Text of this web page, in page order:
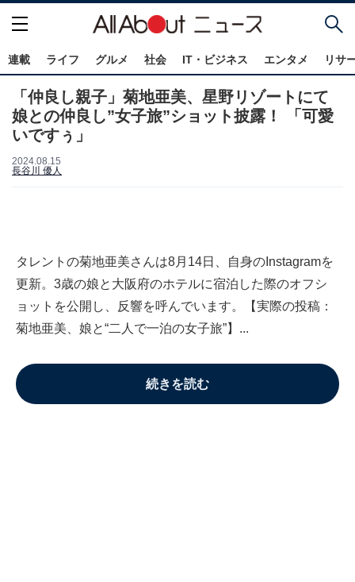
連載 ライフ グルメ 社会 IT・ビジネス エンタメ リサ
「仲良し親子」菊地亜美、星野リゾートにて
娘との仲良し”女子旅”ショット披露！ 「可愛
いですぅ」
2024.08.15
長谷川 優人
タレントの菊地亜美さんは8月14日、自身のInstagramを
更新。3歳の娘と大阪府のホテルに宿泊した際のオフシ
ョットを公開し、反響を呼んでいます。【実際の投稿：
菊地亜美、娘と“二人で一泊の女子旅”】...
続きを読む